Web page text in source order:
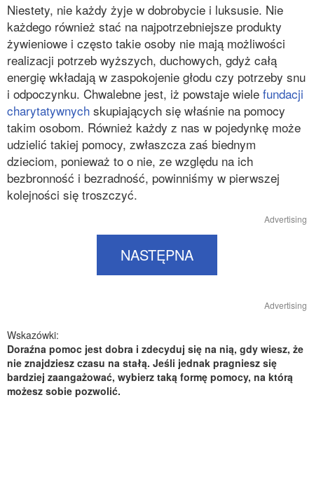
Niestety, nie każdy żyje w dobrobycie i luksusie. Nie
każdego również stać na najpotrzebniejsze produkty
żywieniowe i często takie osoby nie mają możliwości
realizacji potrzeb wyższych, duchowych, gdyż całą
energię wkładają w zaspokojenie głodu czy potrzeby snu
i odpoczynku. Chwalebne jest, iż powstaje wiele fundacji
charytatywnych skupiających się właśnie na pomocy
takim osobom. Również każdy z nas w pojedynkę może
udzielić takiej pomocy, zwłaszcza zaś biednym
dzieciom, ponieważ to o nie, ze względu na ich
bezbronność i bezradność, powinniśmy w pierwszej
kolejności się troszczyć.
Advertising
NASTĘPNA
Advertising
Wskazówki:
Doraźna pomoc jest dobra i zdecyduj się na nią, gdy wiesz, że
nie znajdziesz czasu na stałą. Jeśli jednak pragniesz się
bardziej zaangażować, wybierz taką formę pomocy, na którą
możesz sobie pozwolić.